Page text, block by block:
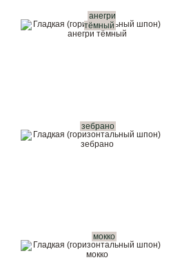
анегри
тёмный
зебрано
мокко